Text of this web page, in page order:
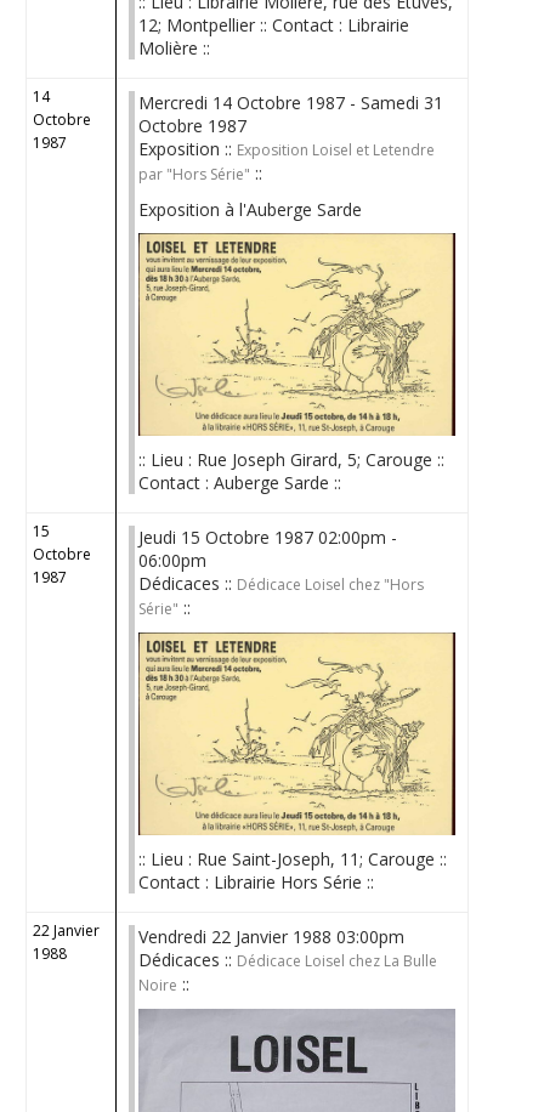
12; Montpellier :: Contact : Librairie
Molière ::
14
Octobre
1987
Mercredi 14 Octobre 1987 - Samedi 31
Octobre 1987
Exposition :: Exposition Loisel et Letendre
par "Hors Série" ::
Exposition à l'Auberge Sarde
:: Lieu : Rue Joseph Girard, 5; Carouge ::
Contact : Auberge Sarde ::
15
Octobre
1987
Jeudi 15 Octobre 1987 02:00pm -
06:00pm
Dédicaces :: Dédicace Loisel chez "Hors
Série" ::
:: Lieu : Rue Saint-Joseph, 11; Carouge ::
Contact : Librairie Hors Série ::
22 Janvier
1988
Vendredi 22 Janvier 1988 03:00pm
Dédicaces :: Dédicace Loisel chez La Bulle
Noire ::